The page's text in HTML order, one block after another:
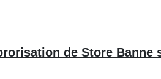
de Store Banne